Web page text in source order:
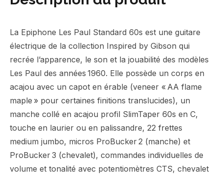
La Epiphone Les Paul Standard 60s est une guitare
électrique de la collection Inspired by Gibson qui
recrée l’apparence, le son et la jouabilité des modèles
Les Paul des années 1960. Elle possède un corps en
acajou avec un capot en érable (veneer « AA flame
maple » pour certaines finitions translucides), un
manche collé en acajou profil SlimTaper 60s en C,
touche en laurier ou en palissandre, 22 frettes
medium jumbo, micros ProBucker 2 (manche) et
ProBucker 3 (chevalet), commandes individuelles de
volume et tonalité avec potentiomètres CTS, chevalet